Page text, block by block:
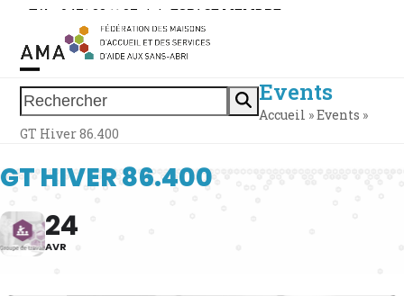
Skip
content
Tél. : 0471 38 11 37 | | ESPACE MEMBRE
Rechercher
Open
mobile
Close
mobile
Events
Accueil »Events »
GT Hiver 86.400
GT HIVER 86.400
24
AVR